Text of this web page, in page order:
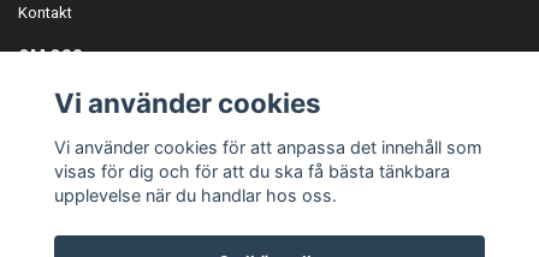
Kontakt
OM OSS
ANMÄL DIG TILL VÅRT NYHETSBREV
Prenumerera
Vi använder cookies
Vi använder cookies för att anpassa det innehåll som
visas för dig och för att du ska få bästa tänkbara
upplevelse när du handlar hos oss.